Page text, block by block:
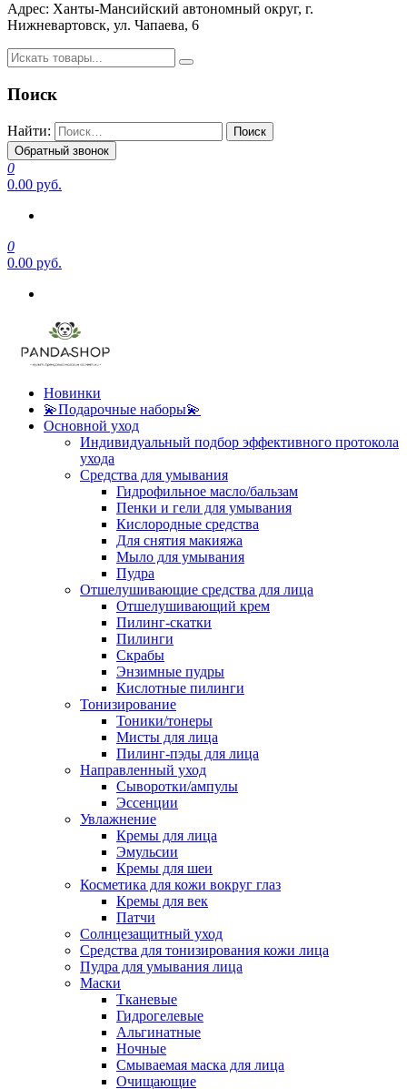
Адрес: Ханты-Мансийский автономный округ, г.
Нижневартовск, ул. Чапаева, 6
Поиск
Найти:
Обратный звонок
0
0.00 руб.
0
0.00 руб.
Новинки
💫Подарочные наборы💫
Основной уход
Индивидуальный подбор эффективного протокола
ухода
Средства для умывания
Гидрофильное масло/бальзам
Пенки и гели для умывания
Кислородные средства
Для снятия макияжа
Мыло для умывания
Пудра
Отшелушивающие средства для лица
Отшелушивающий крем
Пилинг-скатки
Пилинги
Скрабы
Энзимные пудры
Кислотные пилинги
Тонизирование
Тоники/тонеры
Мисты для лица
Пилинг-пэды для лица
Направленный уход
Сыворотки/ампулы
Эссенции
Увлажнение
Кремы для лица
Эмульсии
Кремы для шеи
Косметика для кожи вокруг глаз
Кремы для век
Патчи
Солнцезащитный уход
Средства для тонизирования кожи лица
Пудра для умывания лица
Маски
Тканевые
Гидрогелевые
Альгинатные
Ночные
Смываемая маска для лица
Очищающие